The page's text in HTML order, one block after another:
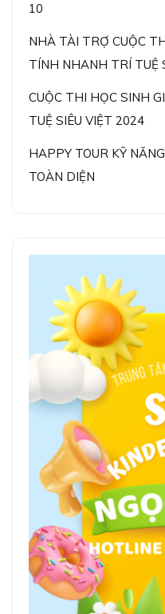
10
NHÀ TÀI TRỢ CUỘC
TÍNH NHANH TRÍ TUỆ
CUỘC THI HỌC SINH
TUỆ SIÊU VIỆT 2024
HAPPY TOUR KỸ
TOÀN DIỆN